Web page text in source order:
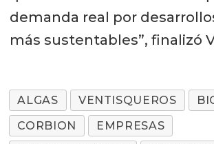
demanda real por
más sustentables”, finalizó
ALGAS VENTISQUEROS
CORBION
EMPRESAS